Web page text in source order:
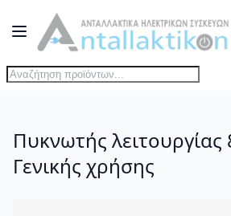
Μετάβαση στο περιεχόμενο
Toggle Nav
Πυκνωτής
Γενικής χρήσης